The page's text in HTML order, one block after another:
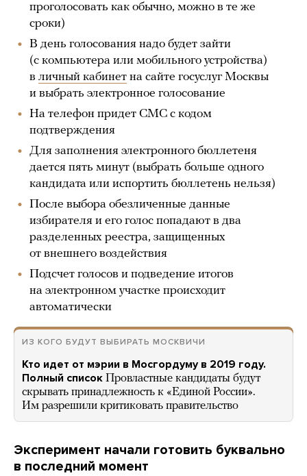
проголосовать как обычно, можно в те же
сроки)
В день голосования надо будет зайти
(с компьютера или мобильного устройства)
в личный кабинет на сайте госуслуг Москвы
и выбрать электронное голосование
На телефон придет СМС с кодом
подтверждения
Для заполнения электронного бюллетеня
дается пять минут (выбрать больше одного
кандидата или испортить бюллетень нельзя)
После выбора обезличенные данные
избирателя и его голос попадают в два
разделенных реестра, защищенных
от внешнего воздействия
Подсчет голосов и подведение итогов
на электронном участке происходит
автоматически
ИЗ КОГО БУДУТ ВЫБИРАТЬ МОСКВИЧИ
Кто идет от мэрии в Мосгордуму в 2019 году.
Полный список Провластные кандидаты будут
скрывать принадлежность к «Единой России».
Им разрешили критиковать правительство
Эксперимент начали готовить буквально
в последний момент